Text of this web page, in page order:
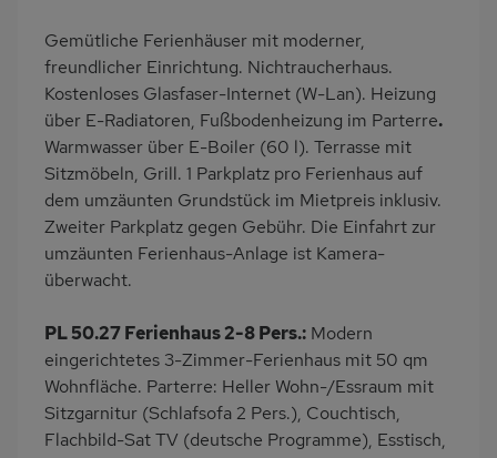
Feuerstelle im Freien
Haartrockner
Induktionsherd
Kaffeemaschine
Erdgeschoss
am Waldrand
Bettwäsche inklusive
Handtücher inklusive
Gemütliche Ferienhäuser mit moderner,
freundlicher Einrichtung. Nichtraucherhaus.
Kostenloses Glasfaser-Internet (W-Lan). Heizung
über E-Radiatoren, Fußbodenheizung im Parterre.
Warmwasser über E-Boiler (60 l). Terrasse mit
Sitzmöbeln, Grill. 1 Parkplatz pro Ferienhaus auf
dem umzäunten Grundstück im Mietpreis inklusiv.
Zweiter Parkplatz gegen Gebühr. Die Einfahrt zur
umzäunten Ferienhaus-Anlage ist Kamera-
überwacht.
PL 50.27 Ferienhaus 2-8 Pers.: Modern
eingerichtetes 3-Zimmer-Ferienhaus mit 50 qm
Wohnfläche. Parterre: Heller Wohn-/Essraum mit
Sitzgarnitur (Schlafsofa 2 Pers.), Couchtisch,
Flachbild-Sat TV (deutsche Programme), Esstisch,